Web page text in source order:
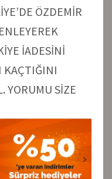
ÖZDEMİR
İADESİNİ
KAÇTIĞINI
YORUMU SİZE